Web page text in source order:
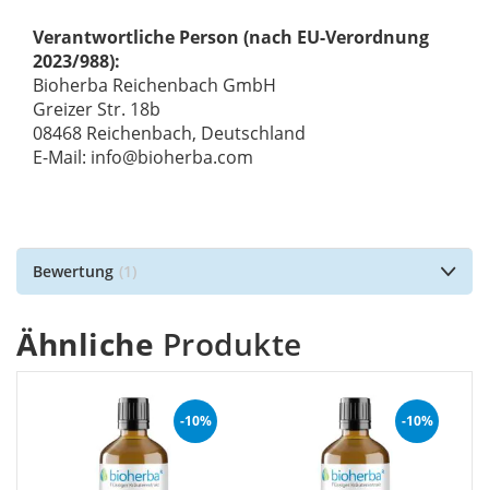
Verantwortliche Person (nach EU-Verordnung
2023/988):
Bioherba Reichenbach GmbH
Greizer Str. 18b
08468 Reichenbach, Deutschland
E-Mail: info@bioherba.com
Bewertung 1
Ähnliche Produkte
-10% -10%